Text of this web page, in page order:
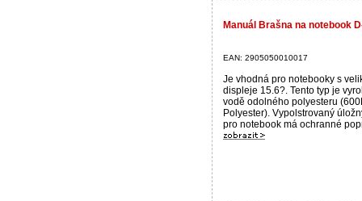
Manuál Brašna na notebook
EAN: 2905050010017
Je vhodná pro notebooky s
displeje 15.6?. Tento typ je
vodě odolného polyesteru
Polyester). Vypolstrovaný
pro notebook má ochranné